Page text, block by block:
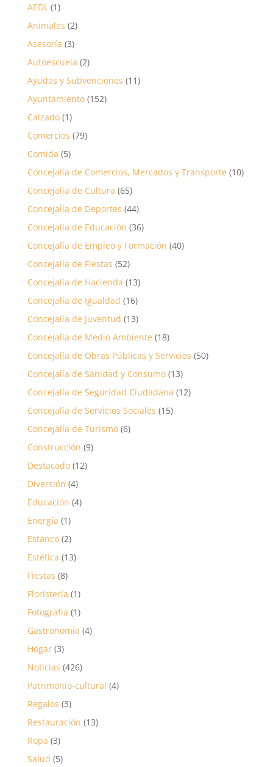
AEDL (1)
Animales (2)
Asesoría (3)
Autoescuela (2)
Ayudas y Subvenciones (11)
Ayuntamiento(152)
Calzado(1)
Comercios (79)
Comida (5)
Concejalía de Comercios, Mercados y Transporte (10)
Concejalía de Cultura (65)
Concejalía de Deportes (44)
Concejalía de Educación (36)
Concejalía de Empleo y Formación (40)
Concejalía de Fiestas (52)
Concejalía de Hacienda (13)
Concejalía de Igualdad (16)
Concejalía de Juventud (13)
Concejalía de Medio Ambiente (18)
Concejalía de Obras Públicas y Servicios (50)
Concejalía de Sanidad y Consumo(13)
Concejalía de Seguridad Ciudadana (12)
Concejalía de Servicios Sociales (15)
Concejalía de Turismo(6)
Construcción (9)
Destacado(12)
Diversión (4)
Educación (4)
Energía (1)
Estanco(2)
Estética (13)
Fiestas (8)
Floristería (1)
Fotografía (1)
Gastronomía (4)
Hogar(3)
Noticias (426)
Patrimonio-cultural (4)
Regalos (3)
Restauración (13)
Ropa (3)
Salud (5)